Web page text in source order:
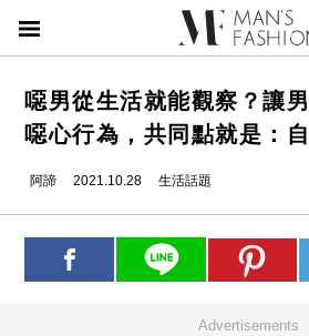
噁男從生活就能觀察？讓
噁心行為，共同點就是：
阿諦 2021.10.28 生活話題
Advertisements